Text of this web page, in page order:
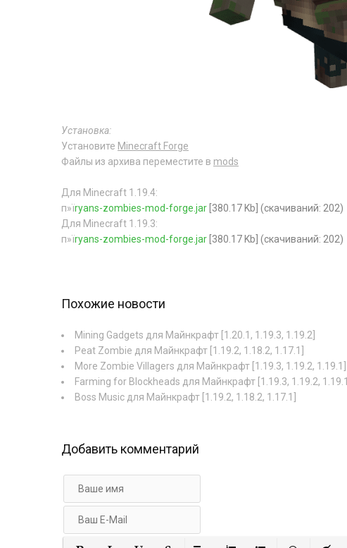
Установка:
Установите Minecraft Forge
Файлы из архива переместите в mods
Для Minecraft 1.19.4:
п»їryans-zombies-mod-forge.jar [380.17 Kb] (cкачиваний: 202)
Для Minecraft 1.19.3:
п»їryans-zombies-mod-forge.jar [380.17 Kb] (cкачиваний: 202)
Похожие новости
Mining Gadgets для Майнкрафт [1.20.1, 1.19.3, 1.19.2]
Peat Zombie для Майнкрафт [1.19.2, 1.18.2, 1.17.1]
More Zombie Villagers для Майнкрафт [1.19.3, 1.19.2, 1.19.1]
Farming for Blockheads для Майнкрафт [1.19.3, 1.19.2, 1.19.1]
Boss Music для Майнкрафт [1.19.2, 1.18.2, 1.17.1]
Добавить комментарий